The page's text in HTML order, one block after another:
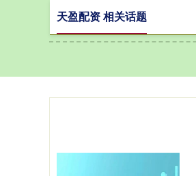
天盈配资 相关话题